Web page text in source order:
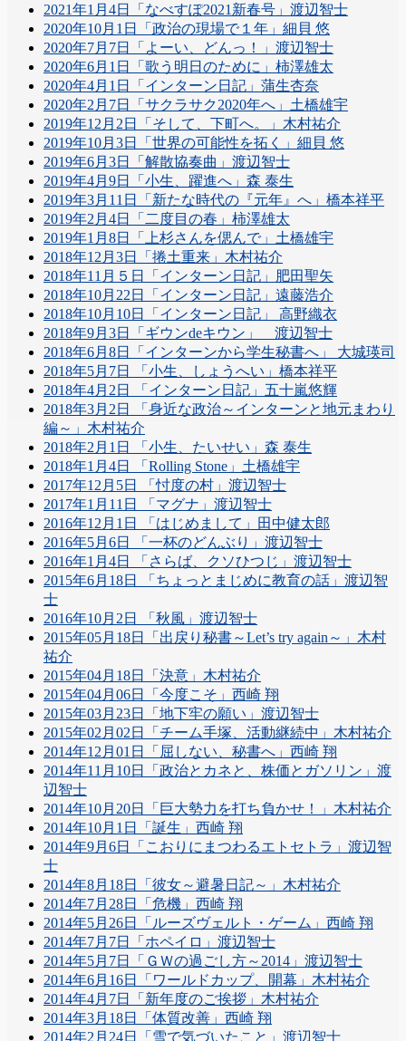
2021年1月4日「なべすぽ2021新春号」渡辺智士
2020年10月1日「政治の現場で１年」細貝 悠
2020年7月7日「よーい、どんっ！」渡辺智士
2020年6月1日「歌う明日のために」柿澤雄太
2020年4月1日「インターン日記」蒲生杏奈
2020年2月7日「サクラサク2020年へ」土橋雄宇
2019年12月2日「そして、下町へ。」木村祐介
2019年10月3日「世界の可能性を拓く」細貝 悠
2019年6月3日「解散協奏曲」渡辺智士
2019年4月9日「小生、躍進へ」森 泰生
2019年3月11日「新たな時代の『元年』へ」橋本祥平
2019年2月4日「二度目の春」柿澤雄太
2019年1月8日「上杉さんを偲んで」土橋雄宇
2018年12月3日「捲土重来」木村祐介
2018年11月５日「インターン日記」肥田聖矢
2018年10月22日「インターン日記」遠藤浩介
2018年10月10日「インターン日記」 高野織衣
2018年9月3日「ギウンdeキウン」 渡辺智士
2018年6月8日「インターンから学生秘書へ」 大城瑛司
2018年5月7日 「小生、しょうへい」橋本祥平
2018年4月2日 「インターン日記」五十嵐悠輝
2018年3月2日 「身近な政治～インターンと地元まわり
編～」木村祐介
2018年2月1日 「小生、たいせい」森 泰生
2018年1月4日 「Rolling Stone」土橋雄宇
2017年12月5日 「忖度の村」渡辺智士
2017年1月11日 「マグナ」渡辺智士
2016年12月1日 「はじめまして」田中健太郎
2016年5月6日 「一杯のどんぶり」渡辺智士
2016年1月4日 「さらば、クソひつじ」渡辺智士
2015年6月18日 「ちょっとまじめに教育の話」渡辺智
士
2016年10月2日 「秋風」渡辺智士
2015年05月18日「出戻り秘書～Let’s try again～」木村
祐介
2015年04月18日「決意」木村祐介
2015年04月06日「今度こそ」西崎 翔
2015年03月23日「地下牢の願い」渡辺智士
2015年02月02日「チーム手塚、活動継続中」木村祐介
2014年12月01日「屈しない、秘書へ」西崎 翔
2014年11月10日「政治とカネと、株価とガソリン」渡
辺智士
2014年10月20日「巨大勢力を打ち負かせ！」木村祐介
2014年10月1日「誕生」西崎 翔
2014年9月6日「こおりにまつわるエトセトラ」渡辺智
士
2014年8月18日「彼女～避暑日記～」木村祐介
2014年7月28日「危機」西崎 翔
2014年5月26日「ルーズヴェルト・ゲーム」西崎 翔
2014年7月7日「ホペイロ」渡辺智士
2014年5月7日「ＧＷの過ごし方～2014」渡辺智士
2014年6月16日「ワールドカップ、開幕」木村祐介
2014年4月7日「新年度のご挨拶」木村祐介
2014年3月18日「体質改善」西崎 翔
2014年2月24日「雪で気づいたこと」渡辺智士